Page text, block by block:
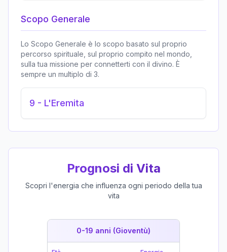
Scopo Generale
Lo Scopo Generale è lo scopo basato sul proprio
percorso spirituale, sul proprio compito nel mondo,
sulla tua missione per connetterti con il divino. È
sempre un multiplo di 3.
9 - L'Eremita
Prognosi di Vita
Scopri l'energia che influenza ogni periodo della tua
vita
0-19 anni (Gioventù)